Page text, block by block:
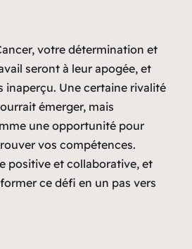
votre détermination et
seront à leur apogée, et
inaperçu. Une certaine rivalité
émerger, mais
une opportunité pour
vos compétences.
positive et collaborative, et
ce défi en un pas vers